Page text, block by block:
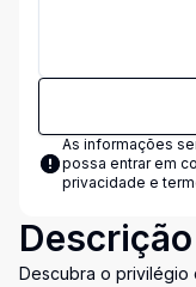
As informações
possa entrar em
privacidade e
Descrição
Descubra o privilégio